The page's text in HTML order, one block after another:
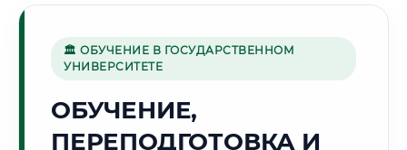
🌻
Г. КУРСК
🏛 ОБУЧЕНИЕ В ГОСУДАРСТВЕННОМ
УНИВЕРСИТЕТЕ
ОБУЧЕНИЕ,
ПЕРЕПОДГОТОВКА И